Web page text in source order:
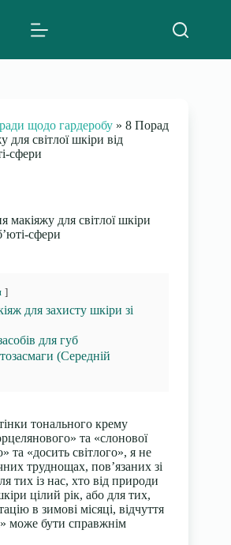
щодо гардеробу » 8 Порад
для світлої шкіри від
сфери
макіяжу для світлої шкіри
сфери
для захисту шкіри зі
для губ
(Середній
тонального крему
та «слонової
та «досить світлого», я не
труднощах, пов’язаних зі
тих із нас, хто від природи
цілий рік, або для тих,
в зимові місяці, відчуття
може бути справжнім